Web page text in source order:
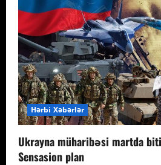
Hərbi Xəbərlər
Ukrayna müharibəsi martda
Sensasion plan